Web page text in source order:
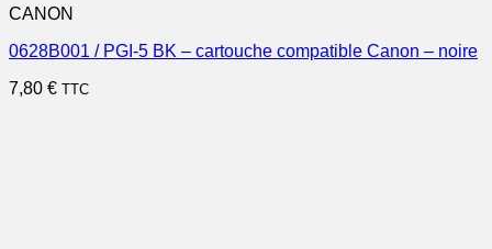
CANON
0628B001 / PGI-5 BK – cartouche compatible Canon – noire
7,80 € TTC